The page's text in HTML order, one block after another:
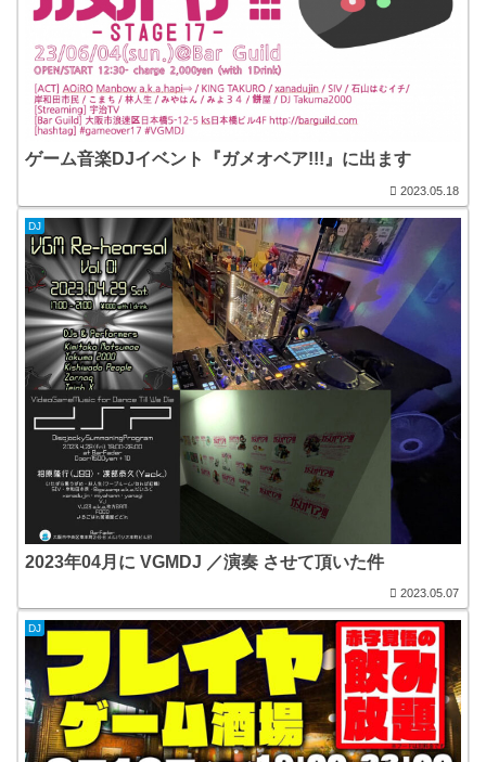
ゲーム音楽DJイベント『ガメオベア!!!』に出ます
2023.05.18
DJ
2023年04月に VGMDJ ／演奏 させて頂いた件
2023.05.07
DJ